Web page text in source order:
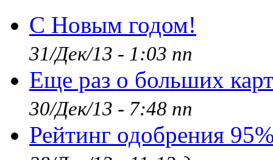
С Новым годом!
31/Дек/13 - 1:03 пп
Еще раз о больших
30/Дек/13 - 7:48 пп
Рейтинг одобрения